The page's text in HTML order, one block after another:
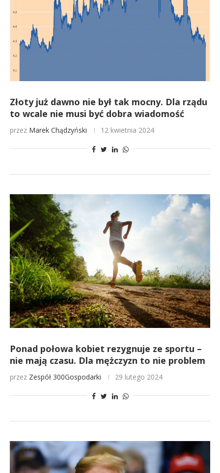
Złoty już dawno nie był tak mocny. Dla rządu
to wcale nie musi być dobra wiadomość
przez Marek Chądzyński 12 kwietnia 2024
Ponad połowa kobiet rezygnuje ze sportu –
nie mają czasu. Dla mężczyzn to nie problem
przez Zespół 300Gospodarki 29 lutego 2024